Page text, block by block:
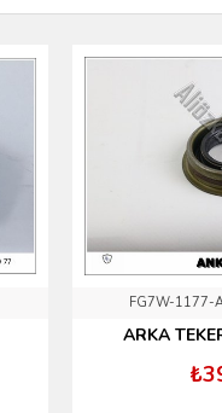
FG7W-1177-
ARKA